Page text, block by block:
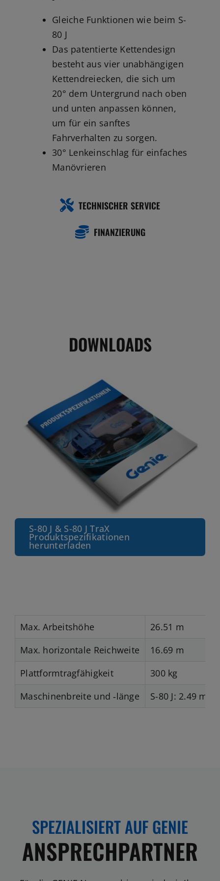
Gleiche Funktionen wie beim S-
80 J
Das patentierte Kettendesign
besteht aus vier unabhängigen
Kettendreiecken, die sich um
20° dem Untergrund nach oben
und unten anpassen können,
um für ein sanftes
Fahrverhalten zu sorgen.
30° Lenkeinschlag für einfaches
Manövrieren
TECHNISCHER SERVICE
FINANZIERUNG
DOWNLOADS
S-80 J & S-80 J TraX
Produktspezifikationen
herunterladen
Max. Arbeitshöhe
26.51 m
Max. horizontale Reichweite
16.69 m
Plattformtragfähigkeit
300 kg
Maschinenbreite und ‑länge
S-80 J: 2.49 m,
SPEZIALISIERT AUF GENIE
ANSPRECHPARTNER